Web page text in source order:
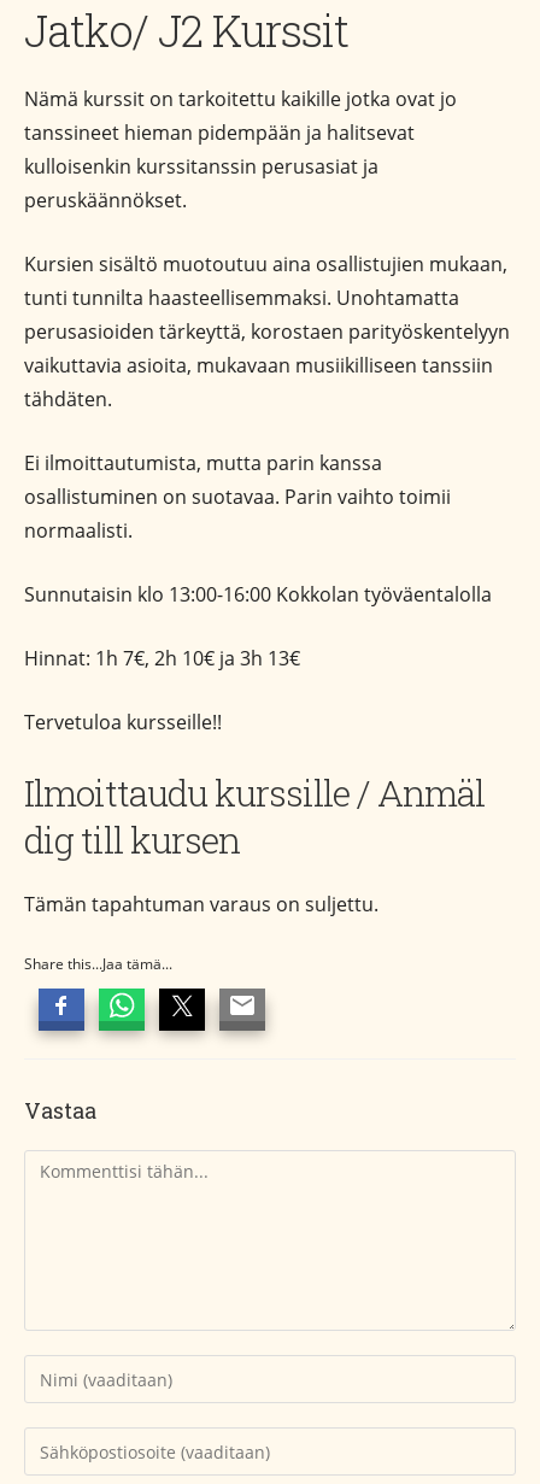
Jatko/ J2 Kurssit
Nämä kurssit on tarkoitettu kaikille jotka ovat jo
tanssineet hieman pidempään ja halitsevat
kulloisenkin kurssitanssin perusasiat ja
peruskäännökset.
Kursien sisältö muotoutuu aina osallistujien mukaan,
tunti tunnilta haasteellisemmaksi. Unohtamatta
perusasioiden tärkeyttä, korostaen parityöskentelyyn
vaikuttavia asioita, mukavaan musiikilliseen tanssiin
tähdäten.
Ei ilmoittautumista, mutta parin kanssa
osallistuminen on suotavaa. Parin vaihto toimii
normaalisti.
Sunnutaisin klo 13:00-16:00 Kokkolan työväentalolla
Hinnat: 1h 7€, 2h 10€ ja 3h 13€
Tervetuloa kursseille!!
Ilmoittaudu kurssille / Anmäl
dig till kursen
Tämän tapahtuman varaus on suljettu.
Share this...Jaa tämä...
Vastaa
Kommentti
Kirjoita
nimesi
tai
käyttäjätunnuksesi
Kirjoita
sähköpostiosoitteesi